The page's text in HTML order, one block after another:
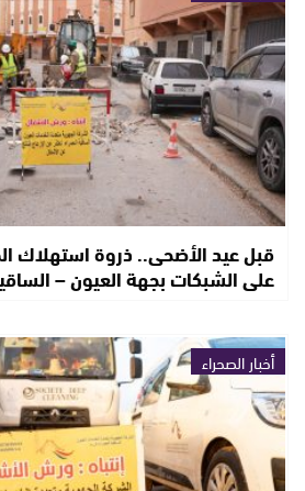
قبل عيد الأضحى.. ذروة استهلاك
على الشبكات بجهة العيون –
أخبار الصحراء